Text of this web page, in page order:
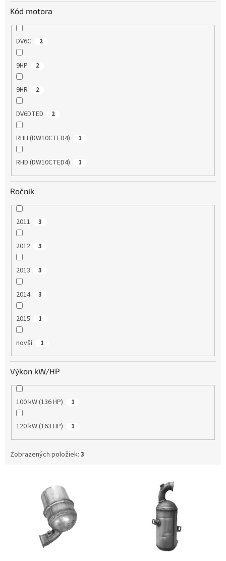
Kód motora
DV6C 2
9HP 2
9HR 2
DV6DTED 2
RHH (DW10CTED4) 1
RHD (DW10CTED4) 1
Ročník
2011 3
2012 3
2013 3
2014 3
2015 1
novší 1
Výkon kW/HP
100 kW (136 HP) 1
120 kW (163 HP) 1
Zobrazených položiek: 3